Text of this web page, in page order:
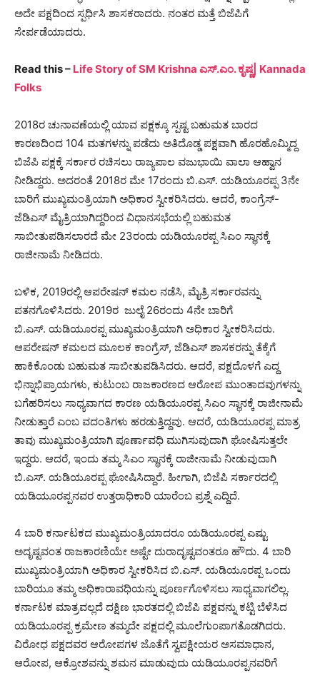
ಅದೇ ಪಕ್ಷದಿಂದ ಸ್ಪರ್ಧಿಸಿ ಶಾಸಕರಾದರು. ನಂತರ ಮತ್ತೆ ಬಿಜೆಪಿಗೆ
ಸೇರ್ಪಡೆಯಾದರು.
Read this – Life Story of SM Krishna ಎಸ್.ಎಂ. ಕೃಷ್ಣ| Kannada
Folks
2018ರ ಚುನಾವಣೆಯಲ್ಲಿ ಯಾವ ಪಕ್ಷಕ್ಕೂ ಸ್ಪಷ್ಟ ಬಹುಮತ ಬಾರದ
ಕಾರಣದಿಂದ 104 ಮತಗಳನ್ನು ಪಡೆದು ಅತಿದೊಡ್ಡ ಪಕ್ಷವಾಗಿ ಹೊರಹೊಮ್ಮಿದ್ದ
ಬಿಜೆಪಿ ಪಕ್ಷಕ್ಕೆ ಸರ್ಕಾರ ರಚಿಸಲು ರಾಜ್ಯಪಾಲ ವಜುಭಾಯಿ ವಾಲಾ ಆಹ್ವಾನ
ನೀಡಿದ್ದರು. ಅದರಂತೆ 2018ರ ಮೇ 17ರಂದು ಬಿ.ಎಸ್. ಯಡಿಯೂರಪ್ಪ 3ನೇ
ಬಾರಿಗೆ ಮುಖ್ಯಮಂತ್ರಿಯಾಗಿ ಅಧಿಕಾರ ಸ್ವೀಕರಿಸಿದರು. ಆದರೆ, ಕಾಂಗ್ರೆಸ್-
ಜೆಡಿಎಸ್ ಮೈತ್ರಿಯಾಗಿದ್ದರಿಂದ ವಿಧಾನಸಭೆಯಲ್ಲಿ ಬಹುಮತ
ಸಾಬೀತುಪಡಿಸಲಾರದೆ ಮೇ 23ರಂದು ಯಡಿಯೂರಪ್ಪ ಸಿಎಂ ಸ್ಥಾನಕ್ಕೆ
ರಾಜೀನಾಮೆ ನೀಡಿದರು.
ಬಳಿಕ, 2019ರಲ್ಲಿ ಆಪರೇಷನ್ ಕಮಲ ನಡೆಸಿ, ಮೈತ್ರಿ ಸರ್ಕಾರವನ್ನು
ಪತನಗೊಳಿಸಿದರು. 2019ರ ಜುಲೈ 26ರಂದು 4ನೇ ಬಾರಿಗೆ
ಬಿ.ಎಸ್. ಯಡಿಯೂರಪ್ಪ ಮುಖ್ಯಮಂತ್ರಿಯಾಗಿ ಅಧಿಕಾರ ಸ್ವೀಕರಿಸಿದರು.
ಆಪರೇಷನ್ ಕಮಲದ ಮೂಲಕ ಕಾಂಗ್ರೆಸ್, ಜೆಡಿಎಸ್ ಶಾಸಕರನ್ನು ತೆಕ್ಕೆಗೆ
ಹಾಕಿಕೊಂಡು ಬಹುಮತ ಸಾಬೀತುಪಡಿಸಿದರು. ಆದರೆ, ಪಕ್ಷದೊಳಗೆ ಎದ್ದ
ಭಿನ್ನಾಭಿಪ್ರಾಯಗಳು, ಕುಟುಂಬ ರಾಜಕಾರಣದ ಆರೋಪ ಮುಂತಾದವುಗಳನ್ನು
ಬಗೆಹರಿಸಲು ಸಾಧ್ಯವಾಗದ ಕಾರಣ ಯಡಿಯೂರಪ್ಪ ಸಿಎಂ ಸ್ಥಾನಕ್ಕೆ ರಾಜೀನಾಮೆ
ನೀಡುತ್ತಾರೆ ಎಂಬ ವದಂತಿಗಳು ಹರಡುತ್ತಿದ್ದವು. ಆದರೆ, ಯಡಿಯೂರಪ್ಪ ಮಾತ್ರ
ತಾವು ಮುಖ್ಯಮಂತ್ರಿಯಾಗಿ ಪೂರ್ಣಾವಧಿ ಮುಗಿಸುವುದಾಗಿ ಘೋಷಿಸುತ್ತಲೇ
ಇದ್ದರು. ಆದರೆ, ಇಂದು ತಮ್ಮ ಸಿಎಂ ಸ್ಥಾನಕ್ಕೆ ರಾಜೀನಾಮೆ ನೀಡುವುದಾಗಿ
ಬಿ.ಎಸ್. ಯಡಿಯೂರಪ್ಪ ಘೋಷಿಸಿದ್ದಾರೆ. ಹೀಗಾಗಿ, ಬಿಜೆಪಿ ಸರ್ಕಾರದಲ್ಲಿ
ಯಡಿಯೂರಪ್ಪನವರ ಉತ್ತರಾಧಿಕಾರಿ ಯಾರೆಂಬ ಪ್ರಶ್ನೆ ಎದ್ದಿದೆ.
4 ಬಾರಿ ಕರ್ನಾಟಕದ ಮುಖ್ಯಮಂತ್ರಿಯಾದರೂ ಯಡಿಯೂರಪ್ಪ ಎಷ್ಟು
ಅದೃಷ್ಟವಂತ ರಾಜಕಾರಣಿಯೇ ಅಷ್ಟೇ ದುರಾದೃಷ್ಟವಂತರೂ ಹೌದು. 4 ಬಾರಿ
ಮುಖ್ಯಮಂತ್ರಿಯಾಗಿ ಅಧಿಕಾರ ಸ್ವೀಕರಿಸಿದ ಬಿ.ಎಸ್. ಯಡಿಯೂರಪ್ಪ ಒಂದು
ಬಾರಿಯೂ ತಮ್ಮ ಅಧಿಕಾರಾವಧಿಯನ್ನು ಪೂರ್ಣಗೊಳಿಸಲು ಸಾಧ್ಯವಾಗಲಿಲ್ಲ.
ಕರ್ನಾಟಕ ಮಾತ್ರವಲ್ಲದೆ ದಕ್ಷಿಣ ಭಾರತದಲ್ಲಿ ಬಿಜೆಪಿ ಪಕ್ಷವನ್ನು ಕಟ್ಟಿ ಬೆಳೆಸಿದ
ಯಡಿಯೂರಪ್ಪ ಕ್ರಮೇಣ ತಮ್ಮದೇ ಪಕ್ಷದಲ್ಲಿ ಮೂಲೆಗುಂಪಾಗತೊಡಗಿದರು.
ವಿರೋಧ ಪಕ್ಷದವರ ಆರೋಪಗಳ ಜೊತೆಗೆ ಸ್ವಪಕ್ಷೀಯರ ಅಸಮಾಧಾನ,
ಆರೋಪ, ಆಕ್ರೋಶವನ್ನು ಶಮನ ಮಾಡುವುದು ಯಡಿಯೂರಪ್ಪನವರಿಗೆ